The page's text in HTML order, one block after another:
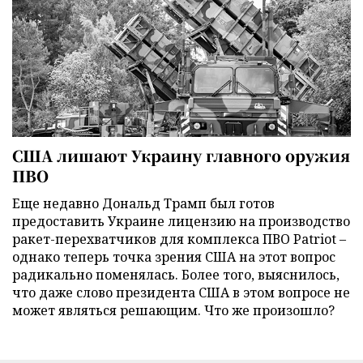
США лишают Украину главного оружия
ПВО
Еще недавно Дональд Трамп был готов
предоставить Украине лицензию на производство
ракет-перехватчиков для комплекса ПВО Patriot –
однако теперь точка зрения США на этот вопрос
радикально поменялась. Более того, выяснилось,
что даже слово президента США в этом вопросе не
может являться решающим. Что же произошло?